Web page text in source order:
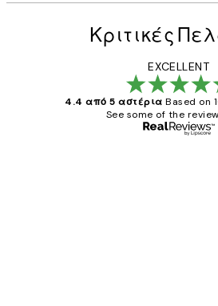
Κριτικές
EXCELLENT
4.4 από 5 αστέρια Based on
See some of the